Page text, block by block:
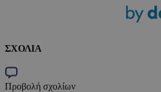
ΣΧΟΛΙΑ
Προβολή σχολίων